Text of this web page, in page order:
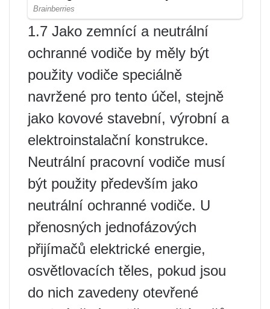
1.7 Jako zemnící a neutrální
ochranné vodiče by měly být
použity vodiče speciálně
navržené pro tento účel, stejně
jako kovové stavební, výrobní a
elektroinstalační konstrukce.
Neutrální pracovní vodiče musí
být použity především jako
neutrální ochranné vodiče. U
přenosných jednofázových
přijímačů elektrické energie,
osvětlovacích těles, pokud jsou
do nich zavedeny otevřené